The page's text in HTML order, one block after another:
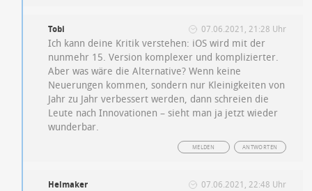
Tobi 07.06.2021, 21:28 Uhr
Ich kann deine Kritik verstehen: iOS wird mit der
nunmehr 15. Version komplexer und komplizierter.
Aber was wäre die Alternative? Wenn keine
Neuerungen kommen, sondern nur Kleinigkeiten von
Jahr zu Jahr verbessert werden, dann schreien die
Leute nach Innovationen – sieht man ja jetzt wieder
wunderbar.
ANTWORTEN
MELDEN
Helmaker 07.06.2021, 22:48 Uhr